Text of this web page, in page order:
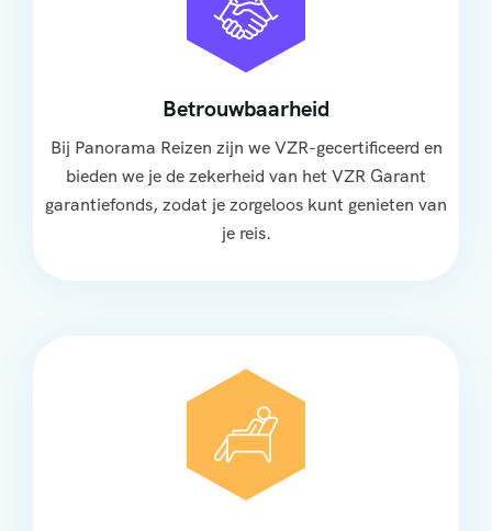
Betrouwbaarheid
Bij Panorama Reizen zijn we VZR-gecertificeerd en
bieden we je de zekerheid van het VZR Garant
garantiefonds, zodat je zorgeloos kunt genieten van
je reis.